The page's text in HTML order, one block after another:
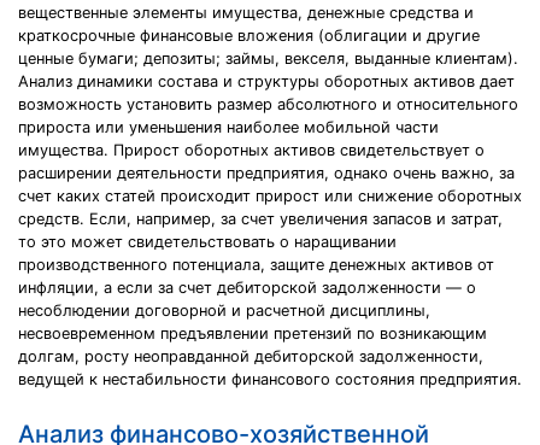
вещественные элементы имущества, денежные средства и
краткосрочные финансовые вложения (облигации и другие
ценные бумаги; депозиты; займы, векселя, выданные клиентам).
Анализ динамики состава и структуры оборотных активов дает
возможность установить размер абсолютного и относительного
прироста или уменьшения наиболее мобильной части
имущества. Прирост оборотных активов свидетельствует о
расширении деятельности предприятия, однако очень важно, за
счет каких статей происходит прирост или снижение оборотных
средств. Если, например, за счет увеличения запасов и затрат,
то это может свидетельствовать о наращивании
производственного потенциала, защите денежных активов от
инфляции, а если за счет дебиторской задолженности — о
несоблюдении договорной и расчетной дисциплины,
несвоевременном предъявлении претензий по возникающим
долгам, росту неоправданной дебиторской задолженности,
ведущей к нестабильности финансового состояния предприятия.
Анализ финансово-хозяйственной